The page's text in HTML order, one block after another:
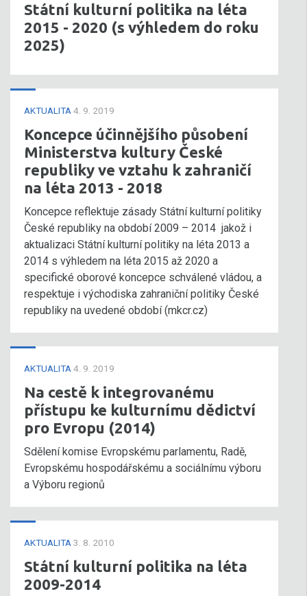
Státní kulturní politika na léta
2015 - 2020 (s výhledem do roku
2025)
AKTUALITA 4. 9. 2019
Koncepce účinnějšího působení
Ministerstva kultury České
republiky ve vztahu k zahraničí
na léta 2013 - 2018
Koncepce reflektuje zásady Státní kulturní politiky
České republiky na období 2009 – 2014 jakož i
aktualizaci Státní kulturní politiky na léta 2013 a
2014 s výhledem na léta 2015 až 2020 a
specifické oborové koncepce schválené vládou, a
respektuje i východiska zahraniční politiky České
republiky na uvedené období (mkcr.cz)
AKTUALITA 4. 9. 2019
Na cestě k integrovanému
přístupu ke kulturnímu dědictví
pro Evropu (2014)
Sdělení komise Evropskému parlamentu, Radě,
Evropskému hospodářskému a sociálnímu výboru
a Výboru regionů
AKTUALITA 3. 8. 2010
Státní kulturní politika na léta
2009-2014